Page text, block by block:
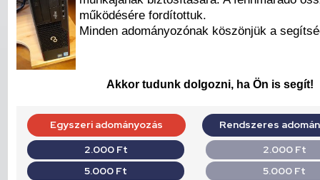
működésére fordítottuk.
Minden adományozónak köszönjük a
Akkor tudunk dolgozni, ha Ön is segít!